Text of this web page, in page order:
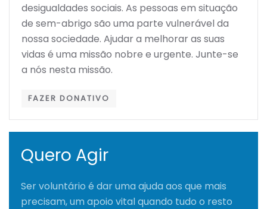
desigualdades sociais. As pessoas em situação
de sem-abrigo são uma parte vulnerável da
nossa sociedade. Ajudar a melhorar as suas
vidas é uma missão nobre e urgente. Junte-se
a nós nesta missão.
FAZER DONATIVO
Quero Agir
Ser voluntário é dar uma ajuda aos que mais
precisam, um apoio vital quando tudo o resto